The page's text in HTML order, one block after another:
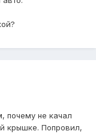
почему не качал
крышке. Попровил,